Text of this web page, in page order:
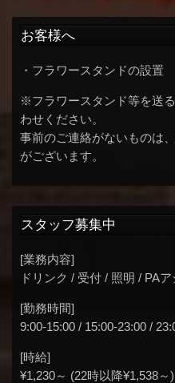
お客様へ
・フラワースタンドの設置
※フラワースタンド等を送
わせください。
事前のご連絡がないものは
がございます。
スタッフ募集中
[業務内容]
ドリンク / 受付 / 照明 / PAア
[勤務時間]
9:00-15:00 / 15:00-23:00 /
[時給]
¥1,230～ (22時以降¥1,538～)